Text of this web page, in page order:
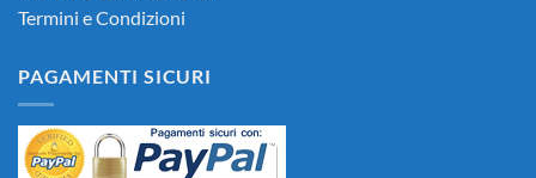
Termini e Condizioni
PAGAMENTI SICURI